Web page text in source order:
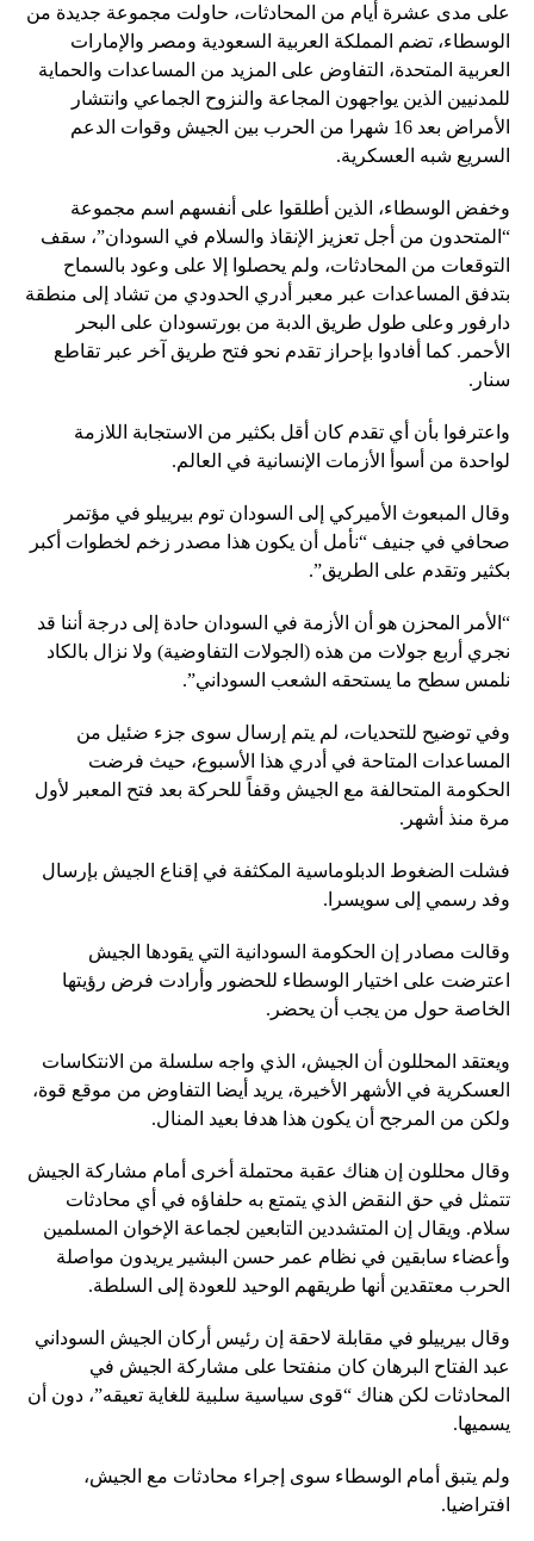
على مدى عشرة أيام من المحادثات، حاولت مجموعة جديدة من
الوسطاء، تضم المملكة العربية السعودية ومصر والإمارات
العربية المتحدة، التفاوض على المزيد من المساعدات والحماية
للمدنيين الذين يواجهون المجاعة والنزوح الجماعي وانتشار
الأمراض بعد 16 شهرا من الحرب بين الجيش وقوات الدعم
السريع شبه العسكرية.
وخفض الوسطاء، الذين أطلقوا على أنفسهم اسم مجموعة
“المتحدون من أجل تعزيز الإنقاذ والسلام في السودان”، سقف
التوقعات من المحادثات، ولم يحصلوا إلا على وعود بالسماح
بتدفق المساعدات عبر معبر أدري الحدودي من تشاد إلى منطقة
دارفور وعلى طول طريق الدبة من بورتسودان على البحر
الأحمر. كما أفادوا بإحراز تقدم نحو فتح طريق آخر عبر تقاطع
سنار.
واعترفوا بأن أي تقدم كان أقل بكثير من الاستجابة اللازمة
لواحدة من أسوأ الأزمات الإنسانية في العالم.
وقال المبعوث الأميركي إلى السودان توم بيرييلو في مؤتمر
صحافي في جنيف “نأمل أن يكون هذا مصدر زخم لخطوات أكبر
بكثير وتقدم على الطريق”.
“الأمر المحزن هو أن الأزمة في السودان حادة إلى درجة أننا قد
نجري أربع جولات من هذه (الجولات التفاوضية) ولا نزال بالكاد
نلمس سطح ما يستحقه الشعب السوداني”.
وفي توضيح للتحديات، لم يتم إرسال سوى جزء ضئيل من
المساعدات المتاحة في أدري هذا الأسبوع، حيث فرضت
الحكومة المتحالفة مع الجيش وقفاً للحركة بعد فتح المعبر لأول
مرة منذ أشهر.
فشلت الضغوط الدبلوماسية المكثفة في إقناع الجيش بإرسال
وفد رسمي إلى سويسرا.
وقالت مصادر إن الحكومة السودانية التي يقودها الجيش
اعترضت على اختيار الوسطاء للحضور وأرادت فرض رؤيتها
الخاصة حول من يجب أن يحضر.
ويعتقد المحللون أن الجيش، الذي واجه سلسلة من الانتكاسات
العسكرية في الأشهر الأخيرة، يريد أيضا التفاوض من موقع قوة،
ولكن من المرجح أن يكون هذا هدفا بعيد المنال.
وقال محللون إن هناك عقبة محتملة أخرى أمام مشاركة الجيش
تتمثل في حق النقض الذي يتمتع به حلفاؤه في أي محادثات
سلام. ويقال إن المتشددين التابعين لجماعة الإخوان المسلمين
وأعضاء سابقين في نظام عمر حسن البشير يريدون مواصلة
الحرب معتقدين أنها طريقهم الوحيد للعودة إلى السلطة.
وقال بيرييلو في مقابلة لاحقة إن رئيس أركان الجيش السوداني
عبد الفتاح البرهان كان منفتحا على مشاركة الجيش في
المحادثات لكن هناك “قوى سياسية سلبية للغاية تعيقه”، دون أن
يسميها.
ولم يتبق أمام الوسطاء سوى إجراء محادثات مع الجيش،
افتراضيا.